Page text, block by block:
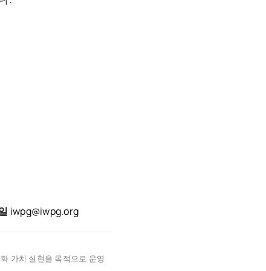
iwpg@iwpg.org
가치 실현을 목적으로 운영